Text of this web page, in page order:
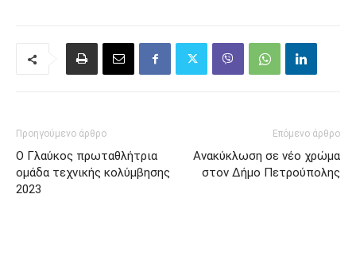
Προηγούμενο άρθρο
Ο Γλαύκος πρωταθλήτρια
ομάδα τεχνικής κολύμβησης
2023
Επόμενο άρθρο
Ανακύκλωση σε νέο χρώμα
στον Δήμο Πετρούπολης